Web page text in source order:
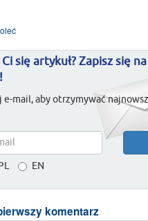
Ci się artykuł? Zapisz się na
e-mail, aby otrzymywać
PL EN
komentarz